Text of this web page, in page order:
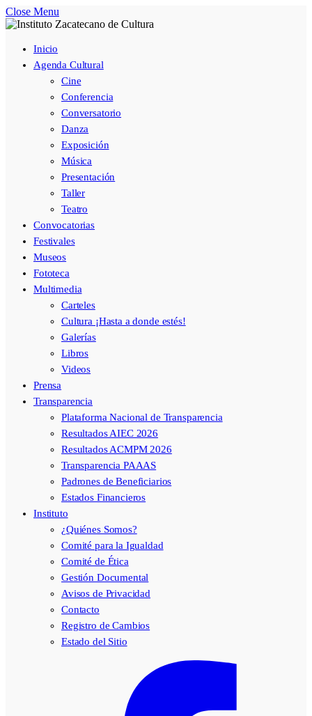
Close Menu
Inicio
Agenda Cultural
Cine
Conferencia
Conversatorio
Danza
Exposición
Música
Presentación
Taller
Teatro
Convocatorias
Festivales
Museos
Fototeca
Multimedia
Carteles
Cultura ¡Hasta a donde estés!
Galerías
Libros
Videos
Prensa
Transparencia
Plataforma Nacional de Transparencia
Resultados AIEC 2026
Resultados ACMPM 2026
Transparencia PAAAS
Padrones de Beneficiarios
Estados Financieros
Instituto
¿Quiénes Somos?
Comité para la Igualdad
Comité de Ética
Gestión Documental
Avisos de Privacidad
Contacto
Registro de Cambios
Estado del Sitio